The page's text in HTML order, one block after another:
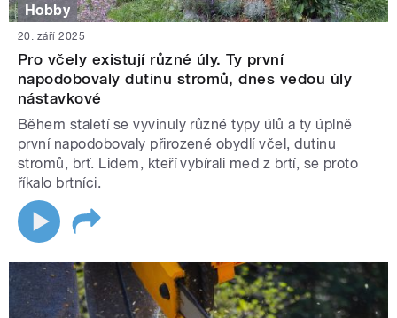
Hobby
20. září 2025
Pro včely existují různé úly. Ty první
napodobovaly dutinu stromů, dnes vedou úly
nástavkové
Během staletí se vyvinuly různé typy úlů a ty úplně
první napodobovaly přirozené obydlí včel, dutinu
stromů, brť. Lidem, kteří vybírali med z brtí, se proto
říkalo brtníci.